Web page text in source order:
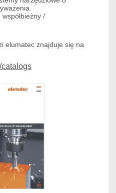
/
elumatec znajduje się na